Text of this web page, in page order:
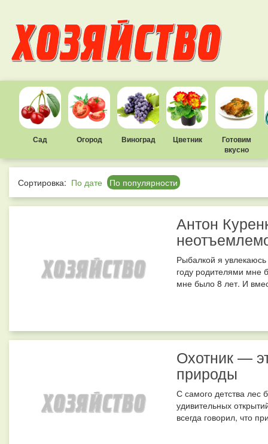
Сад Огород Виноград Цветник
Готовим
вкусно
Сортировка: По дате По популярности
Антон
Рыбалкой я
году родителями мне
мне было 8 лет. И
Охотник —
природы
С самого детства
удивительных
всегда говорил, что